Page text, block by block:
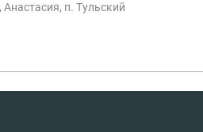
кредит?
п. Тульский